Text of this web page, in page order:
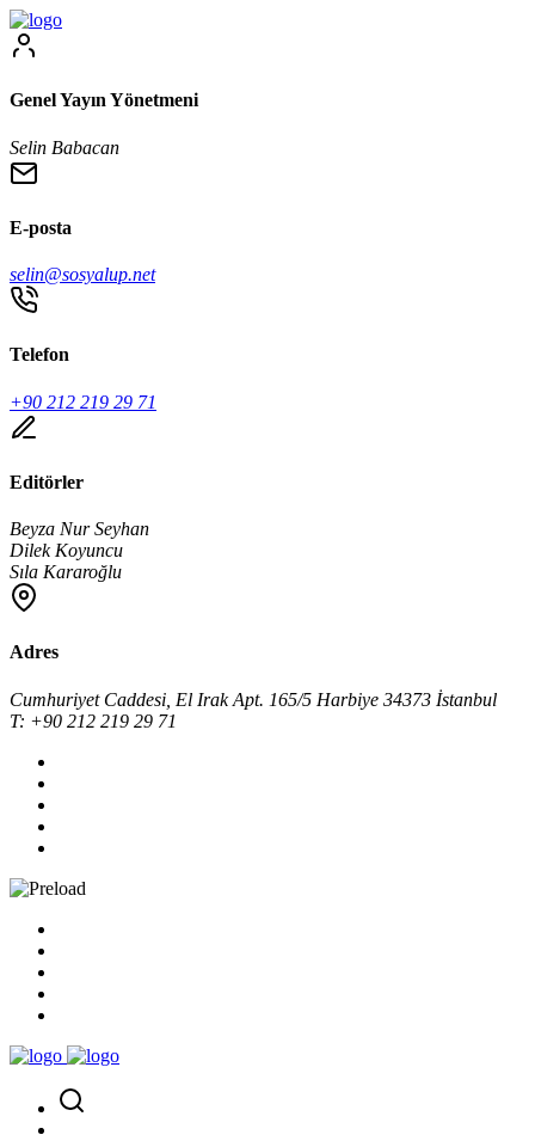
Genel Yayın Yönetmeni
Selin Babacan
E-posta
selin@sosyalup.net
Telefon
+90 212 219 29 71
Editörler
Beyza Nur Seyhan
Dilek Koyuncu
Sıla Kararoğlu
Adres
Cumhuriyet Caddesi, El Irak Apt. 165/5 Harbiye 34373 İstanbul
T: +90 212 219 29 71